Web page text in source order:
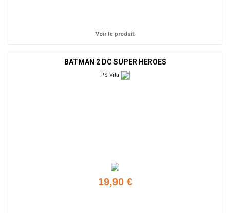
Voir le produit
BATMAN 2 DC SUPER HEROES
PS Vita
19,90 €